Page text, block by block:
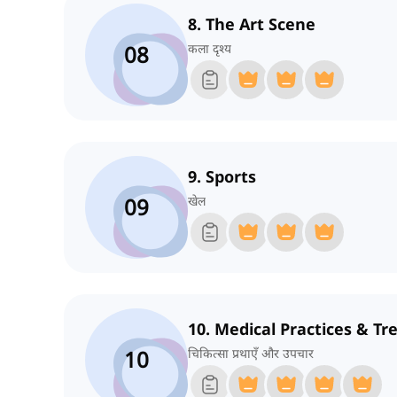
08
8. The Art Scene
कला दृश्य
09
9. Sports
खेल
10
10. Medical Practices &
चिकित्सा प्रथाएँ और उपचार